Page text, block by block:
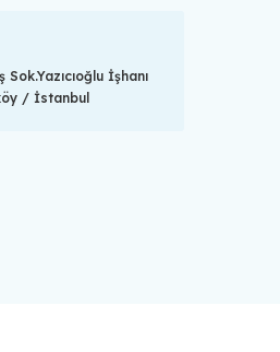
Sok.Yazıcıoğlu İşhanı
/ İstanbul